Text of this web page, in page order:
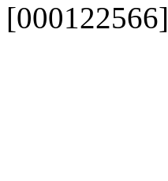
[000122566]